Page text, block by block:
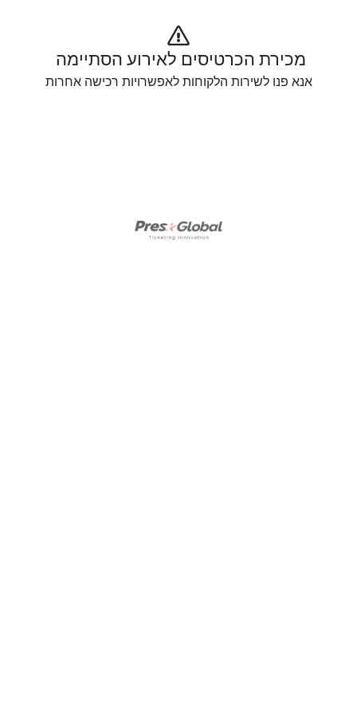
מכירת הכרטיסים לאירוע הסתיימה
אנא פנו לשירות הלקוחות לאפשרויות רכישה אחרות